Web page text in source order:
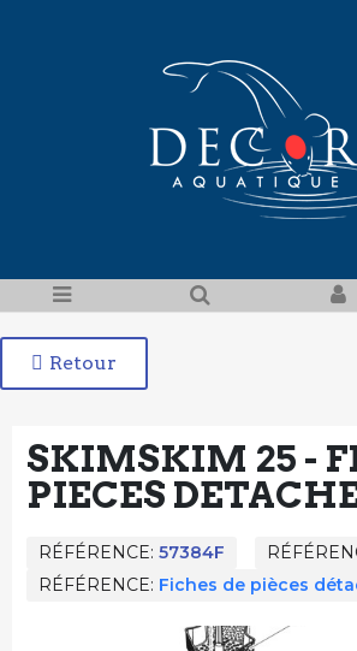
Retour
SKIMSKIM 25 -
PIECES
RÉFÉRENCE 57384F
RÉFÉRENCE Fiches de pièces